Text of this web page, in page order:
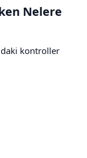
Nelere
kontroller